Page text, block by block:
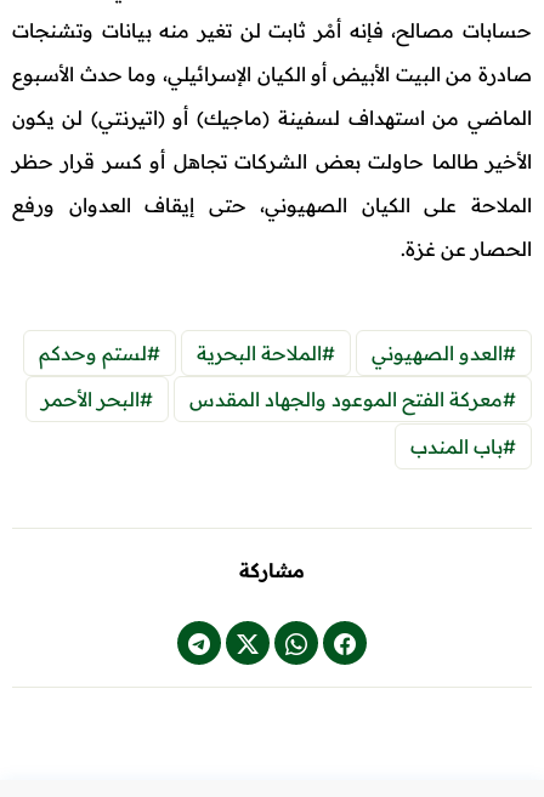
حسابات مصالح، فإنه أمْر ثابت لن تغير منه بيانات وتشنجات
صادرة من البيت الأبيض أو الكيان الإسرائيلي، وما حدث الأسبوع
الماضي من استهداف لسفينة (ماجيك) أو (اتيرنتي) لن يكون
الأخير طالما حاولت بعض الشركات تجاهل أو كسر قرار حظر
الملاحة على الكيان الصهيوني، حتى إيقاف العدوان ورفع
الحصار عن غزة.
#العدو الصهيوني #الملاحة البحرية
#لستم وحدكم
#معركة الفتح الموعود والجهاد المقدس
#البحر الأحمر
#باب المندب
مشاركة